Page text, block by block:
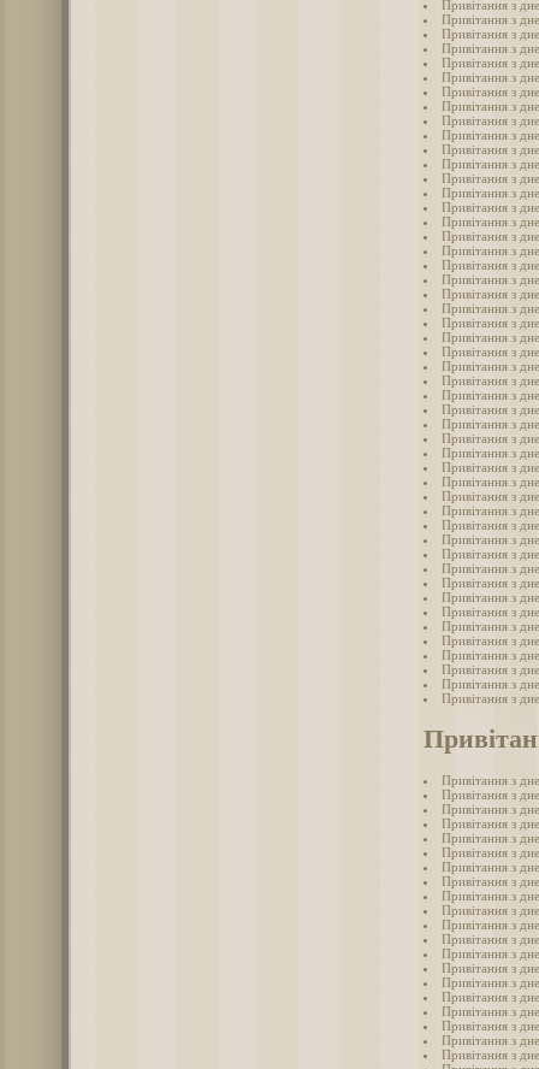
Привітання з
Привітання з
Привітання з
Привітання з
Привітання з
Привітання з
Привітання з
Привітання з
Привітання з
Привітання з
Привітання з
Привітання з
Привітання з
Привітання з
Привітання з
Привітання з
Привітання з
Привітання з
Привітання з
Привітання з
Привітання з
Привітання з
Привітання з
Привітання з
Привітання з
Привітання з
Привітання з
Привітання з
Привітання з
Привітання з
Привітання з
Привітання з
Привітання з
Привітання з
Привітання з
Привітання з
Привітання з
Привітання з
Привітання з
Привітання з
Привітання з
Привітання з
Привітання з
Привітання з
Привітання з
Привітання з
Привітання з
Привітання з
Привітання з
Привітання з
Привітання з
Привітання з
Привітання з
Привітання з
Привітання з
Привітання з
Привітання з
Привітання з
Привітання з
Привітання з
Привітання з
Привітання з
Привітання з
Привітання з
Привітання з
Привітання з
Привітання з
Привітання з
Привітання з